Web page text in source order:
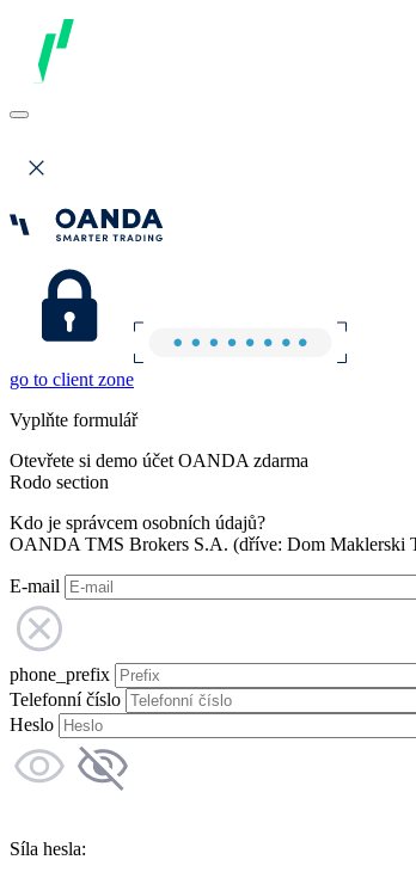
go to client zone
Vyplňte formulář
Otevřete si demo účet OANDA zdarma
Rodo section
Kdo je správcem osobních údajů?
OANDA TMS Brokers S.A. (dříve: Dom Maklerski
E-mail
phone_prefix
Telefonní číslo
Heslo
Síla hesla: